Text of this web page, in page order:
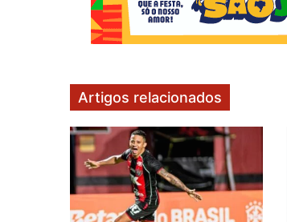
Artigos relacionados